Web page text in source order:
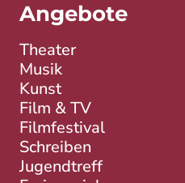
Angebote
Theater
Musik
Kunst
Film & TV
Filmfestival
Schreiben
Jugendtreff